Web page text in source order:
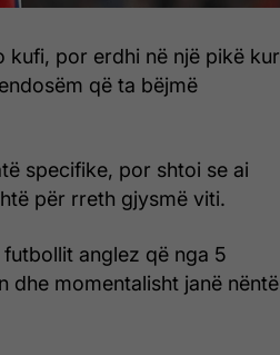
kufi, por erdhi në një pikë kur
që ta bëjmë
specifike, por shtoi se ai
për rreth gjysmë viti.
futbollit anglez që nga 5
dhe momentalisht janë nëntë